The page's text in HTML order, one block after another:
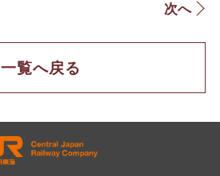
次へ
一覧へ戻る